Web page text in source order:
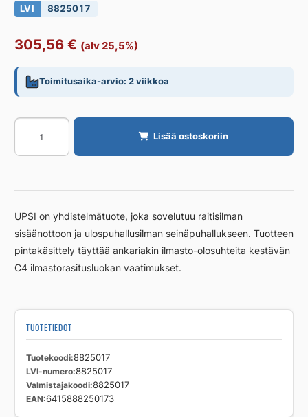
LVI 8825017
305,56 € (alv 25,5%)
Toimitusaika-arvio: 2 viikkoa
Ulospuhallussuutin(osakoko)
Climecon
UPSI
L
määrä
Lisää ostoskoriin
UPSI on yhdistelmätuote, joka sovelutuu raitisilman
sisäänottoon ja ulospuhallusilman seinäpuhallukseen. Tuotteen
pintakäsittely täyttää ankariakin ilmasto-olosuhteita kestävän
C4 ilmastorasitusluokan vaatimukset.
TUOTETIEDOT
Tuotekoodi 8825017
LVI-numero 8825017
Valmistajakoodi 8825017
EAN 6415888250173